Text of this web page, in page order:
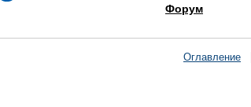
Форум
Оглавление